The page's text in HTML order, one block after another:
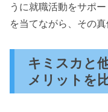
うに就職活動をサポ
を当てながら、その
キミスカと
メリットを